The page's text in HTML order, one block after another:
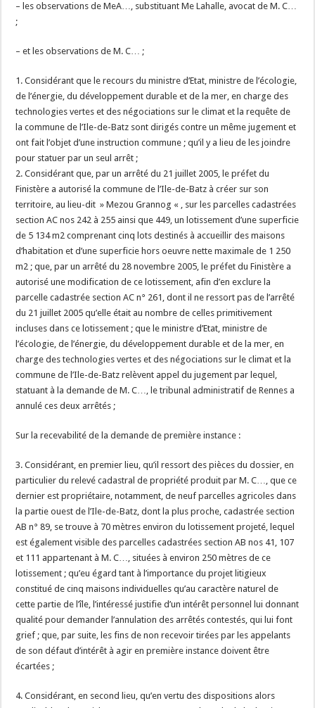
– les observations de MeA…, substituant Me Lahalle, avocat de M. C…
;
– et les observations de M. C… ;
1. Considérant que le recours du ministre d’Etat, ministre de l’écologie,
de l’énergie, du développement durable et de la mer, en charge des
technologies vertes et des négociations sur le climat et la requête de
la commune de l’Ile-de-Batz sont dirigés contre un même jugement et
ont fait l’objet d’une instruction commune ; qu’il y a lieu de les joindre
pour statuer par un seul arrêt ;
2. Considérant que, par un arrêté du 21 juillet 2005, le préfet du
Finistère a autorisé la commune de l’Ile-de-Batz à créer sur son
territoire, au lieu-dit » Mezou Grannog « , sur les parcelles cadastrées
section AC nos 242 à 255 ainsi que 449, un lotissement d’une superficie
de 5 134 m2 comprenant cinq lots destinés à accueillir des maisons
d’habitation et d’une superficie hors oeuvre nette maximale de 1 250
m2 ; que, par un arrêté du 28 novembre 2005, le préfet du Finistère a
autorisé une modification de ce lotissement, afin d’en exclure la
parcelle cadastrée section AC n° 261, dont il ne ressort pas de l’arrêté
du 21 juillet 2005 qu’elle était au nombre de celles primitivement
incluses dans ce lotissement ; que le ministre d’Etat, ministre de
l’écologie, de l’énergie, du développement durable et de la mer, en
charge des technologies vertes et des négociations sur le climat et la
commune de l’Ile-de-Batz relèvent appel du jugement par lequel,
statuant à la demande de M. C…, le tribunal administratif de Rennes a
annulé ces deux arrêtés ;
Sur la recevabilité de la demande de première instance :
3. Considérant, en premier lieu, qu’il ressort des pièces du dossier, en
particulier du relevé cadastral de propriété produit par M. C…, que ce
dernier est propriétaire, notamment, de neuf parcelles agricoles dans
la partie ouest de l’Ile-de-Batz, dont la plus proche, cadastrée section
AB n° 89, se trouve à 70 mètres environ du lotissement projeté, lequel
est également visible des parcelles cadastrées section AB nos 41, 107
et 111 appartenant à M. C…, situées à environ 250 mètres de ce
lotissement ; qu’eu égard tant à l’importance du projet litigieux
constitué de cinq maisons individuelles qu’au caractère naturel de
cette partie de l’île, l’intéressé justifie d’un intérêt personnel lui donnant
qualité pour demander l’annulation des arrêtés contestés, qui lui font
grief ; que, par suite, les fins de non recevoir tirées par les appelants
de son défaut d’intérêt à agir en première instance doivent être
écartées ;
4. Considérant, en second lieu, qu’en vertu des dispositions alors